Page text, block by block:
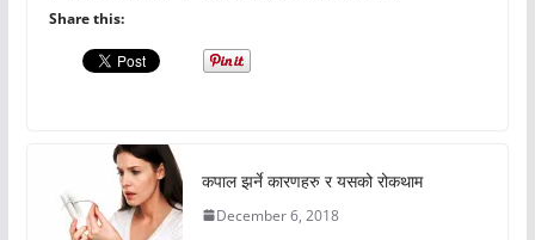
Share this:
कपाल झर्ने कारणहरु र यसको रोकथाम
December 6, 2018